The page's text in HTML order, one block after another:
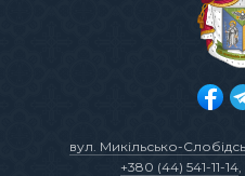
вул. Микільсько-
+380 (44) 541-11-14,